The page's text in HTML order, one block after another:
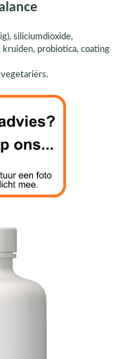
siliciumdioxide,
probiotica, coating